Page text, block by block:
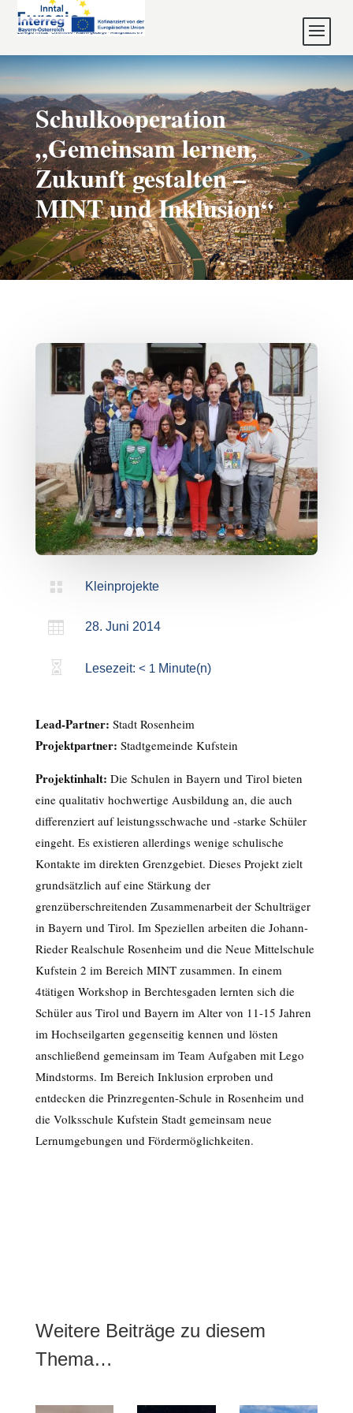
Schulkooperation
„Gemeinsam lernen,
Zukunft gestalten –
MINT und Inklusion“
 Kleinprojekte
 28. Juni 2014
 Lesezeit: < 1 Minute(n)
Lead-Partner: Stadt Rosenheim
Projektpartner: Stadtgemeinde Kufstein
Projektinhalt: Die Schulen in Bayern und Tirol bieten
eine qualitativ hochwertige Ausbildung an, die auch
differenziert auf leistungsschwache und -starke Schüler
eingeht. Es existieren allerdings wenige schulische
Kontakte im direkten Grenzgebiet. Dieses Projekt zielt
grundsätzlich auf eine Stärkung der
grenzüberschreitenden Zusammenarbeit der Schulträger
in Bayern und Tirol. Im Speziellen arbeiten die Johann-
Rieder Realschule Rosenheim und die Neue Mittelschule
Kufstein 2 im Bereich MINT zusammen. In einem
4tätigen Workshop in Berchtesgaden lernten sich die
Schüler aus Tirol und Bayern im Alter von 11-15 Jahren
im Hochseilgarten gegenseitig kennen und lösten
anschließend gemeinsam im Team Aufgaben mit Lego
Mindstorms. Im Bereich Inklusion erproben und
entdecken die Prinzregenten-Schule in Rosenheim und
die Volksschule Kufstein Stadt gemeinsam neue
Lernumgebungen und Fördermöglichkeiten.
Weitere Beiträge zu diesem
Thema…